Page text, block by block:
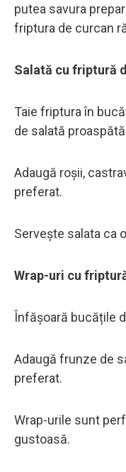
putea savura
friptura de curcan
Salată cu friptură
Taie friptura în
de salată
Adaugă roșii,
preferat.
Servește salata ca
Wrap-uri cu
Înfășoară bucățile
Adaugă frunze de
preferat.
Wrap-urile sunt
gustoasă.